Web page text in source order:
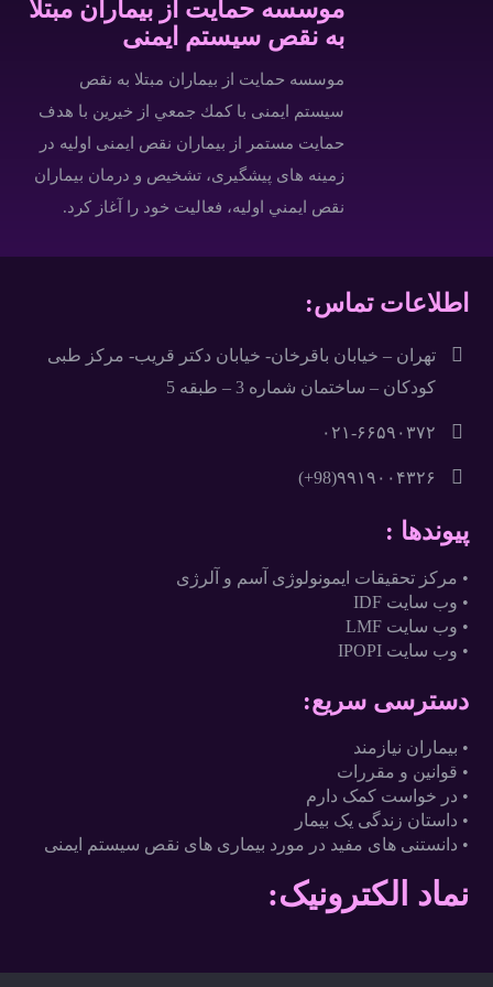
موسسه حمایت از بیماران مبتلا
به نقص سیستم ایمنی
موسسه حمایت از بیماران مبتلا به نقص
سیستم ایمنی با كمك جمعي از خيرين با هدف
حمایت مستمر از بیماران نقص ایمنی اولیه در
زمینه های پیشگیری، تشخیص و درمان بيماران
نقص ايمني اوليه، فعاليت خود را آغاز كرد.
اطلاعات تماس:
تهران – خيابان باقرخان- خيابان دکتر قريب- مرکز طبی
کودکان – ساختمان شماره 3 – طبقه 5
۶۶۵۹۰۳۷۲-٠٢١
۹۹۱۹۰۰۴۳۲۶(98+)
پیوندها :
• مرکز تحقیقات ایمونولوژی آسم و آلرژی
• وب سایت IDF
• وب سایت LMF
• وب سایت IPOPI
دسترسی سریع:
• بیماران نیازمند
• قوانین و مقررات
• در خواست کمک دارم
• داستان زندگی یک بیمار
• دانستنی های مفید در مورد بیماری های نقص سیستم ایمنی
نماد الکترونیک: